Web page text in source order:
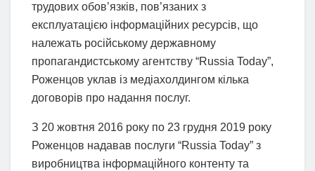
трудових обов’язків, пов’язаних з
експлуатацією інформаційних ресурсів, що
належать російському державному
пропагандистському агентству “Russia Today”,
Роженцов уклав із медіахолдингом кілька
договорів про надання послуг.
З 20 жовтня 2016 року по 23 грудня 2019 року
Роженцов надавав послуги “Russia Today” з
виробництва інформаційного контенту та